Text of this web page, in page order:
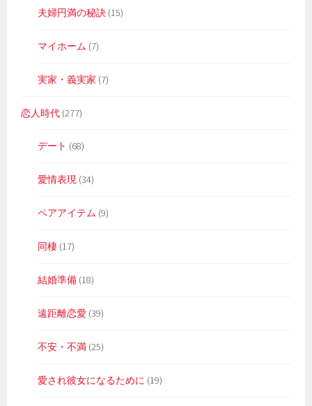
夫婦円満の秘訣 (15)
マイホーム (7)
実家・義実家 (7)
恋人時代 (277)
デート (68)
愛情表現 (34)
ペアアイテム (9)
同棲 (17)
結婚準備 (18)
遠距離恋愛 (39)
不安・不満 (25)
愛され彼女になるために (19)